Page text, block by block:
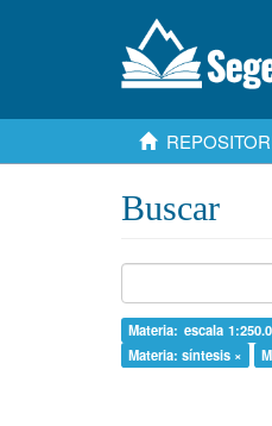
Buscar
Materia: escala
Materia: síntesis ×